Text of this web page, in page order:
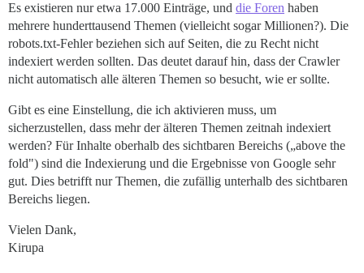
Es existieren nur etwa 17.000 Einträge, und die Foren haben
mehrere hunderttausend Themen (vielleicht sogar Millionen?). Die
robots.txt-Fehler beziehen sich auf Seiten, die zu Recht nicht
indexiert werden sollten. Das deutet darauf hin, dass der Crawler
nicht automatisch alle älteren Themen so besucht, wie er sollte.
Gibt es eine Einstellung, die ich aktivieren muss, um
sicherzustellen, dass mehr der älteren Themen zeitnah indexiert
werden? Für Inhalte oberhalb des sichtbaren Bereichs („above the
fold") sind die Indexierung und die Ergebnisse von Google sehr
gut. Dies betrifft nur Themen, die zufällig unterhalb des sichtbaren
Bereichs liegen.
Vielen Dank,
Kirupa